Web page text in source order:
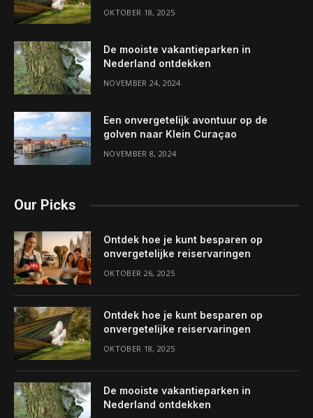
OKTOBER 18, 2025
De mooiste vakantieparken in
Nederland ontdekken
NOVEMBER 24, 2024
Een onvergetelijk avontuur op de
golven naar Klein Curaçao
NOVEMBER 8, 2024
Our Picks
Ontdek hoe je kunt besparen op
onvergetelijke reiservaringen
OKTOBER 26, 2025
Ontdek hoe je kunt besparen op
onvergetelijke reiservaringen
OKTOBER 18, 2025
De mooiste vakantieparken in
Nederland ontdekken